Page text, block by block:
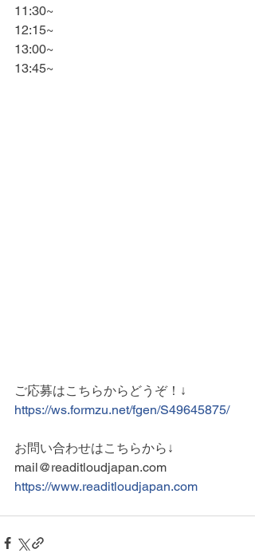
11:30~
12:15~
13:00~
13:45~
ご応募はこちらからどうぞ！↓
https://ws.formzu.net/fgen/S49645875/
お問い合わせはこちらから↓
mail@readitloudjapan.com
https://www.readitloudjapan.com